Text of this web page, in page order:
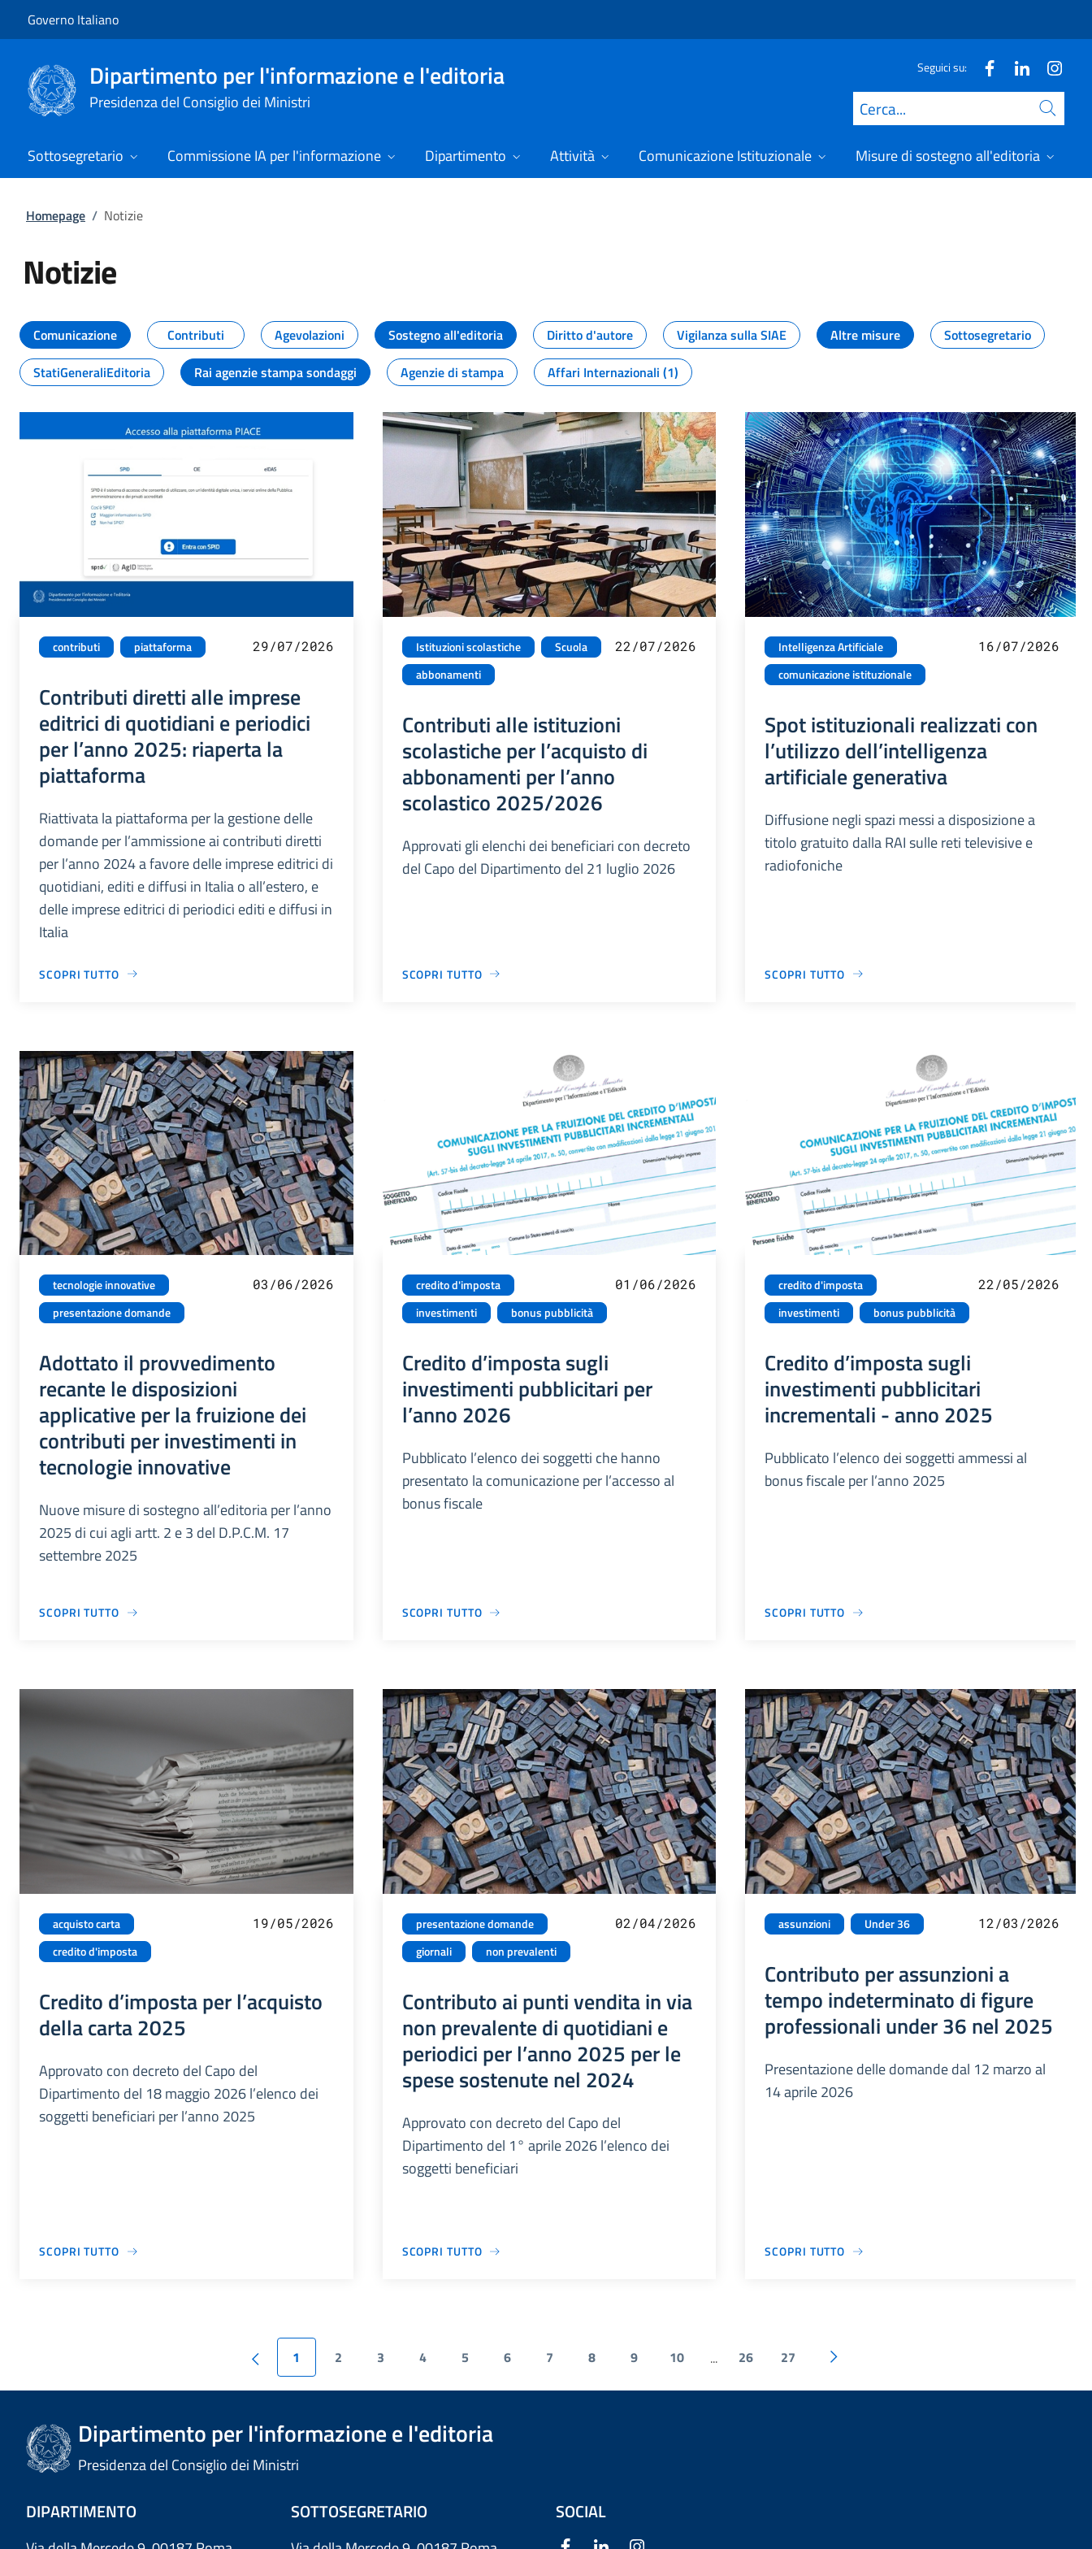
Governo Italiano
Dipartimento per l'informazione e l'editoria
Presidenza del Consiglio dei Ministri
Seguici su:
Cerca
Sottosegretario Commissione IA per l'informazione Dipartimento Attività Comunicazione Istituzionale Misure di sostegno all'editoria
Homepage / Notizie
Notizie
Tutti i contenuti della pagina Notizie
Comunicazione Contributi Agevolazioni Sostegno all'editoria Diritto d'autore Vigilanza sulla SIAE Altre misure
Sottosegretario
StatiGeneraliEditoria
Rai agenzie stampa sondaggi Agenzie di stampa Affari Internazionali (1)
contributi piattaforma 29/07/2026
Contributi diretti alle imprese
editrici di quotidiani e periodici
per l’anno 2025: riaperta la
piattaforma
Riattivata la piattaforma per la gestione delle
domande per l’ammissione ai contributi diretti
per l’anno 2024 a favore delle imprese editrici di
quotidiani, editi e diffusi in Italia o all’estero, e
delle imprese editrici di periodici editi e diffusi in
Italia
SCOPRI TUTTO
Istituzioni scolastiche
Scuola
abbonamenti
22/07/2026
Contributi alle istituzioni
scolastiche per l’acquisto di
abbonamenti per l’anno
scolastico 2025/2026
Approvati gli elenchi dei beneficiari con decreto
del Capo del Dipartimento del 21 luglio 2026
SCOPRI TUTTO
Intelligenza Artificiale
comunicazione istituzionale
16/07/2026
Spot istituzionali realizzati con
l’utilizzo dell’intelligenza
artificiale generativa
Diffusione negli spazi messi a disposizione a
titolo gratuito dalla RAI sulle reti televisive e
radiofoniche
SCOPRI TUTTO
tecnologie innovative
presentazione domande
03/06/2026
Adottato il provvedimento
recante le disposizioni
applicative per la fruizione dei
contributi per investimenti in
tecnologie innovative
Nuove misure di sostegno all’editoria per l’anno
2025 di cui agli artt. 2 e 3 del D.P.C.M. 17
settembre 2025
SCOPRI TUTTO
credito d'imposta
investimenti
bonus pubblicità
01/06/2026
Credito d’imposta sugli
investimenti pubblicitari per
l’anno 2026
Pubblicato l’elenco dei soggetti che hanno
presentato la comunicazione per l’accesso al
bonus fiscale
SCOPRI TUTTO
credito d'imposta
investimenti
bonus pubblicità
22/05/2026
Credito d’imposta sugli
investimenti pubblicitari
incrementali - anno 2025
Pubblicato l’elenco dei soggetti ammessi al
bonus fiscale per l’anno 2025
SCOPRI TUTTO
acquisto carta
credito d'imposta
19/05/2026
Credito d’imposta per l’acquisto
della carta 2025
Approvato con decreto del Capo del
Dipartimento del 18 maggio 2026 l’elenco dei
soggetti beneficiari per l’anno 2025
SCOPRI TUTTO
presentazione domande
giornali
non prevalenti
02/04/2026
Contributo ai punti vendita in via
non prevalente di quotidiani e
periodici per l’anno 2025 per le
spese sostenute nel 2024
Approvato con decreto del Capo del
Dipartimento del 1° aprile 2026 l’elenco dei
soggetti beneficiari
SCOPRI TUTTO
assunzioni Under 36 12/03/2026
Contributo per assunzioni a
tempo indeterminato di figure
professionali under 36 nel 2025
Presentazione delle domande dal 12 marzo al
14 aprile 2026
SCOPRI TUTTO
1 2 3 4 5 6 7 8 9 10 ... 26 27
Dipartimento per l'informazione e l'editoria
Presidenza del Consiglio dei Ministri
DIPARTIMENTO SOTTOSEGRETARIO SOCIAL